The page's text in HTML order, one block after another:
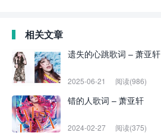
相关文章
遗失的心跳歌词 – 萧亚轩
2025-06-21 阅读(986)
错的人歌词 – 萧亚轩
2024-02-27 阅读(375)